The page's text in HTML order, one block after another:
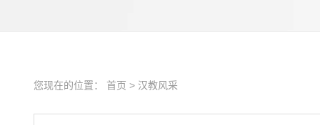
您现在的位置： 首页 > 汉教风采